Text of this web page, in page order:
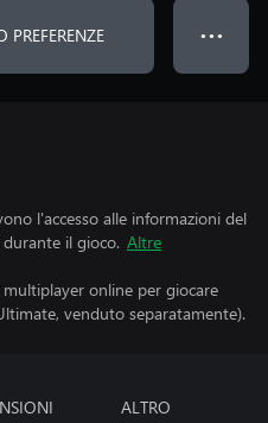
● ● ●
l'accesso alle informazioni del
il gioco. Altre
online per giocare
venduto separatamente).
ALTRO